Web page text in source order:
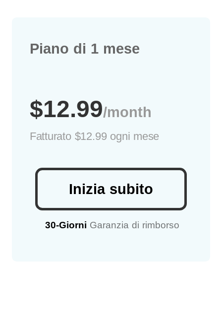
Piano di 1 mese
$12.99/month
Fatturato $12.99 ogni mese
Inizia subito
30-Giorni Garanzia di rimborso